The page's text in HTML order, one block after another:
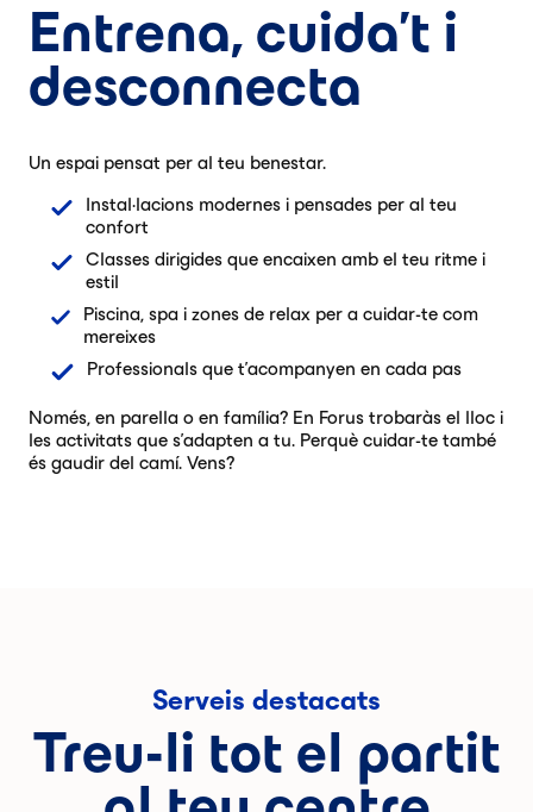
Entrena, cuida't i
desconnecta
Un espai pensat per al teu benestar.
Instal·lacions modernes i pensades per al teu
confort
Classes dirigides que encaixen amb el teu ritme i
estil
Piscina, spa i zones de relax per a cuidar-te com
mereixes
Professionals que t'acompanyen en cada pas
Només, en parella o en família? En Forus trobaràs el lloc i
les activitats que s'adapten a tu. Perquè cuidar-te també
és gaudir del camí. Vens?
Serveis destacats
Treu-li tot el partit